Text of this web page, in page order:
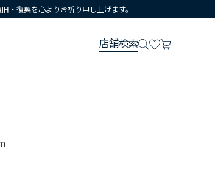
・復興を心よりお祈り申し上げます。
店舗検索